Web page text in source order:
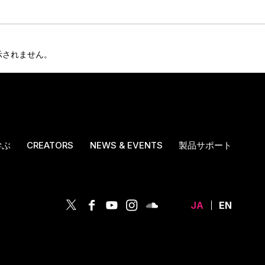
れません。
CREATORS NEWS & EVENTS 製品サポート
JA EN